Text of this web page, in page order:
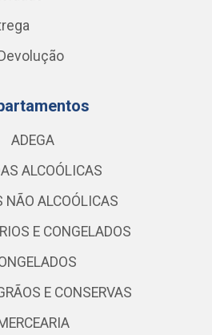
ADEGA
ALCOÓLICAS
NÃO ALCOÓLICAS
E CONGELADOS
E CONSERVAS